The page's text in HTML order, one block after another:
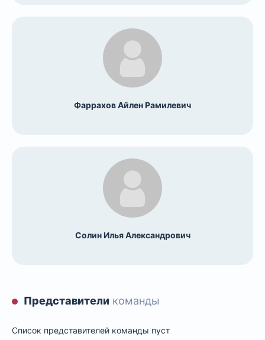
Фаррахов Айлен Рамилевич
Солин Илья Александрович
Представители команды
Список представителей команды пуст